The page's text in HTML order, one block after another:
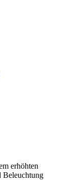
erhöhten
Beleuchtung